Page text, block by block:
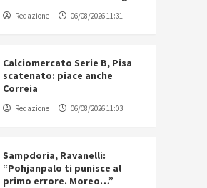
Redazione 06/08/2026 11:31
Calciomercato Serie B, Pisa
scatenato: piace anche
Correia
Redazione 06/08/2026 11:03
Sampdoria, Ravanelli:
“Pohjanpalo ti punisce al
primo errore. Moreo…”